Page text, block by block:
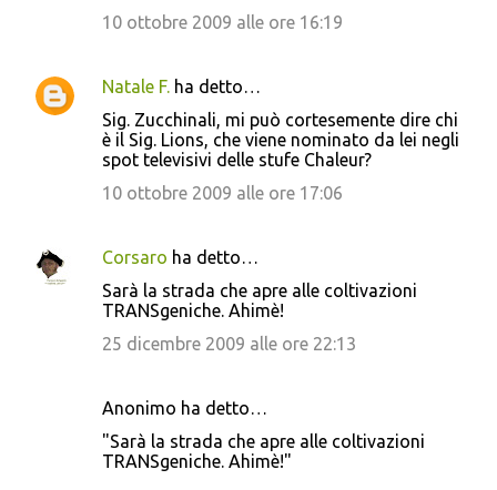
10 ottobre 2009 alle ore 16:19
Natale F. ha detto…
Sig. Zucchinali, mi può cortesemente dire chi
è il Sig. Lions, che viene nominato da lei negli
spot televisivi delle stufe Chaleur?
10 ottobre 2009 alle ore 17:06
Corsaro ha detto…
Sarà la strada che apre alle coltivazioni
TRANSgeniche. Ahimè!
25 dicembre 2009 alle ore 22:13
Anonimo ha detto…
"Sarà la strada che apre alle coltivazioni
TRANSgeniche. Ahimè!"